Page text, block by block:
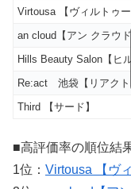
Virtousa 【ヴィルトゥー
an cloud【アン クラウド
Hills Beauty Salon【
Re:act 池袋【リアクト
Third 【サード】
■高評価率の順位結
1位： Virtousa 【ヴ